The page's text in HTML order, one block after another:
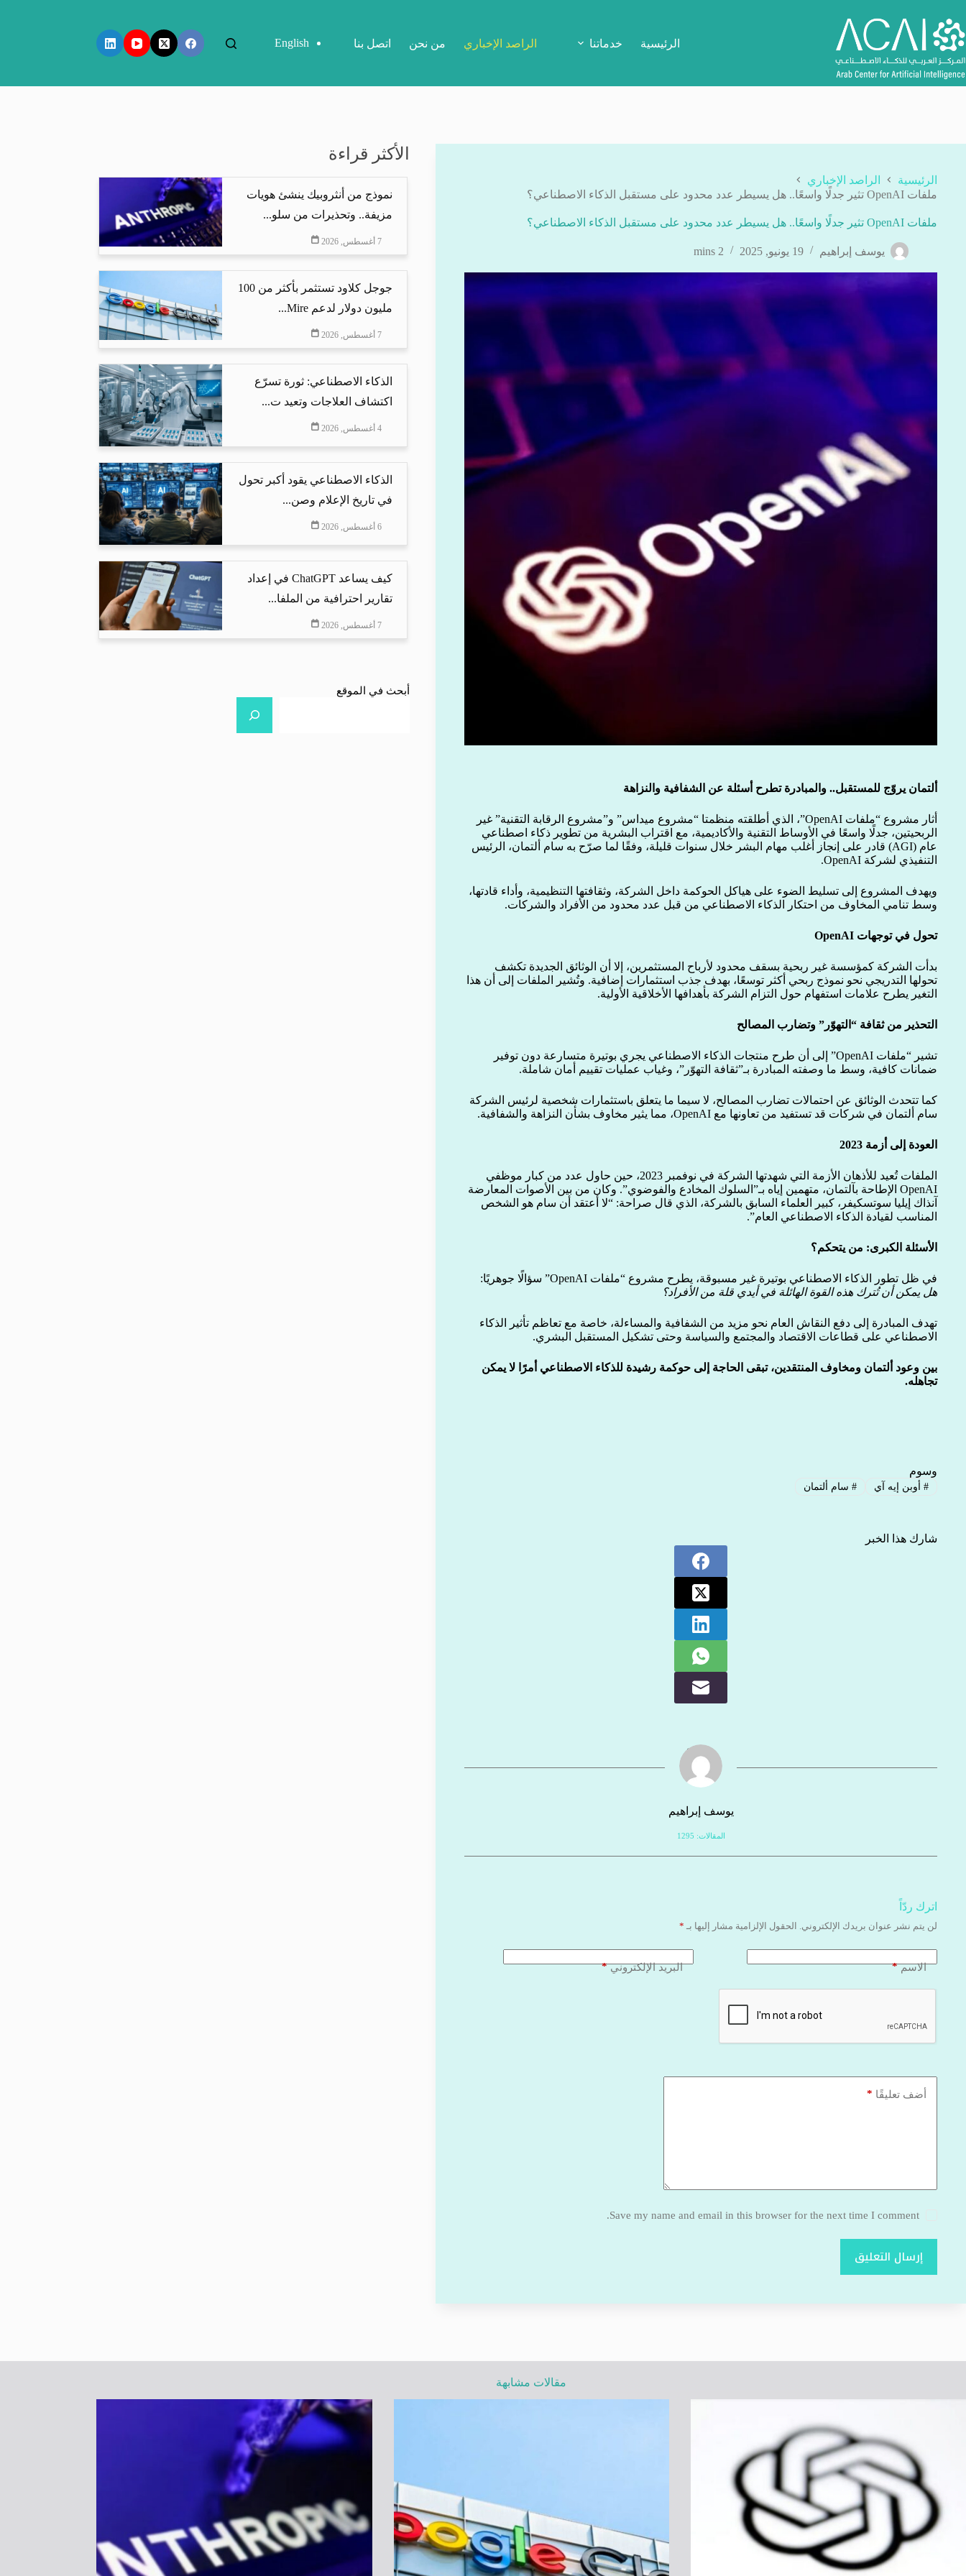
إلى
المحتوى
الرئيسية خدماتنا الراصد الإخباري من نحن اتصل بنا English
الرئيسية
الراصد الإخباري
ملفات OpenAI تثير جدلًا واسعًا.. هل يسيطر عدد محدود على مستقبل الذكاء الاصطناعي؟
ملفات OpenAI تثير جدلًا واسعًا.. هل يسيطر عدد محدود على مستقبل الذكاء الاصطناعي؟
يوسف إبراهيم 19 يونيو, 2025 2 mins
ألتمان يروّج للمستقبل.. والمبادرة تطرح أسئلة عن الشفافية والنزاهة
أثار مشروع “ملفات OpenAI”، الذي أطلقته منظمتا “مشروع ميداس” و”مشروع الرقابة التقنية” غير
الربحيتين، جدلًا واسعًا في الأوساط التقنية والأكاديمية، مع اقتراب البشرية من تطوير ذكاء اصطناعي
عام (AGI) قادر على إنجاز أغلب مهام البشر خلال سنوات قليلة، وفقًا لما صرّح به سام ألتمان، الرئيس
التنفيذي لشركة OpenAI.
ويهدف المشروع إلى تسليط الضوء على هياكل الحوكمة داخل الشركة، وثقافتها التنظيمية، وأداء قادتها،
وسط تنامي المخاوف من احتكار الذكاء الاصطناعي من قبل عدد محدود من الأفراد والشركات.
تحول في توجهات OpenAI
بدأت الشركة كمؤسسة غير ربحية بسقف محدود لأرباح المستثمرين، إلا أن الوثائق الجديدة تكشف
تحولها التدريجي نحو نموذج ربحي أكثر توسعًا، بهدف جذب استثمارات إضافية. وتُشير الملفات إلى أن هذا
التغير يطرح علامات استفهام حول التزام الشركة بأهدافها الأخلاقية الأولية.
التحذير من ثقافة “التهوّر” وتضارب المصالح
تشير “ملفات OpenAI” إلى أن طرح منتجات الذكاء الاصطناعي يجري بوتيرة متسارعة دون توفير
ضمانات كافية، وسط ما وصفته المبادرة بـ”ثقافة التهوّر”، وغياب عمليات تقييم أمان شاملة.
كما تتحدث الوثائق عن احتمالات تضارب المصالح، لا سيما ما يتعلق باستثمارات شخصية لرئيس الشركة
سام ألتمان في شركات قد تستفيد من تعاونها مع OpenAI، مما يثير مخاوف بشأن النزاهة والشفافية.
العودة إلى أزمة 2023
الملفات تُعيد للأذهان الأزمة التي شهدتها الشركة في نوفمبر 2023، حين حاول عدد من كبار موظفي
OpenAI الإطاحة بآلتمان، متهمين إياه بـ”السلوك المخادع والفوضوي”. وكان من بين الأصوات المعارضة
آنذاك إيليا سوتسكيفر، كبير العلماء السابق بالشركة، الذي قال صراحة: “لا أعتقد أن سام هو الشخص
المناسب لقيادة الذكاء الاصطناعي العام”.
الأسئلة الكبرى: من يتحكم؟
في ظل تطور الذكاء الاصطناعي بوتيرة غير مسبوقة، يطرح مشروع “ملفات OpenAI” سؤالًا جوهريًا:
هل يمكن أن تُترك هذه القوة الهائلة في أيدي قلة من الأفراد؟
تهدف المبادرة إلى دفع النقاش العام نحو مزيد من الشفافية والمساءلة، خاصة مع تعاظم تأثير الذكاء
الاصطناعي على قطاعات الاقتصاد والمجتمع والسياسة وحتى تشكيل المستقبل البشري.
بين وعود ألتمان ومخاوف المنتقدين، تبقى الحاجة إلى حوكمة رشيدة للذكاء الاصطناعي أمرًا لا يمكن
تجاهله.
وسوم
#أوبن إيه آي #سام ألتمان
شارك هذا الخبر
يوسف إبراهيم
المقالات: 1295
اترك ردّاً
لن يتم نشر عنوان بريدك الإلكتروني. الحقول الإلزامية مشار إليها بـ *
الاسم* البريد الإلكتروني*
أضف تعليقًا *
Save my name and email in this browser for the next time I comment.
إرسال التعليق
الأكثر قراءة
نموذج من أنثروبيك ينشئ هويات
مزيفة.. وتحذيرات من سلو...
7 أغسطس, 2026
جوجل كلاود تستثمر بأكثر من 100
مليون دولار لدعم Mire...
7 أغسطس, 2026
الذكاء الاصطناعي: ثورة تسرّع
اكتشاف العلاجات وتعيد ت...
4 أغسطس, 2026
الذكاء الاصطناعي يقود أكبر تحول
في تاريخ الإعلام وصن...
6 أغسطس, 2026
كيف يساعد ChatGPT في إعداد
تقارير احترافية من الملفا...
7 أغسطس, 2026
أبحث في الموقع
مقالات مشابهة